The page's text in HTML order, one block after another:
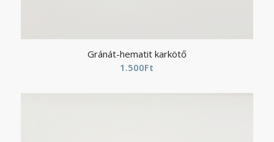
Gránát-hematit karkötő
1.500Ft